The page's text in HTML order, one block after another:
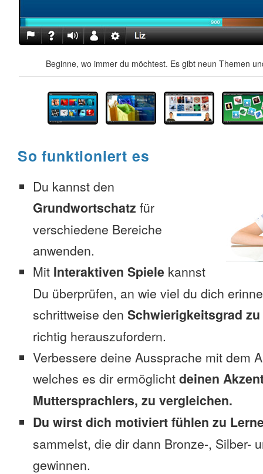
Beginne, wo immer du möchtest. Es gibt neun Themen
So funktioniert es
Du kannst den
Grundwortschatz für
verschiedene Bereiche
anwenden.
Mit Interaktiven Spiele kannst
Du überprüfen, an wie viel du dich
schrittweise den Schwierigkeitsgrad
richtig herauszufordern.
Verbessere deine Aussprache mit dem
welches es dir ermöglicht deinen
Muttersprachlers, zu vergleichen.
Du wirst dich motiviert fühlen zu
sammelst, die dir dann Bronze-, Silber-
gewinnen.